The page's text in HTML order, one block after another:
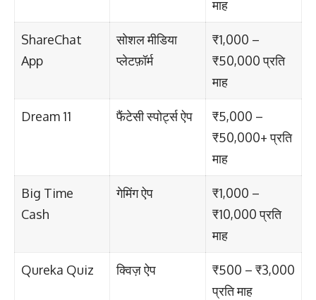
माह
ShareChat
App
सोशल मीडिया
प्लेटफ़ॉर्म
₹1,000 –
₹50,000 प्रति
माह
Dream 11 फैंटेसी स्पोर्ट्स ऐप
₹5,000 –
₹50,000+ प्रति
माह
Big Time
Cash
गेमिंग ऐप
₹1,000 –
₹10,000 प्रति
माह
Qureka Quiz क्विज़ ऐप
₹500 – ₹3,000
प्रति माह